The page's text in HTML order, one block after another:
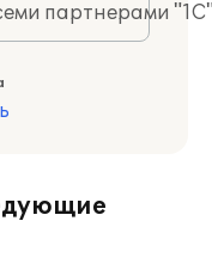
партнерами